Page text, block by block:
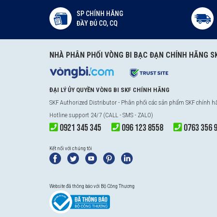
SP CHÍNH HÃNG
ĐẦY ĐỦ CO, CQ
NHÀ PHÂN PHỐI VÒNG BI BẠC ĐẠN CHÍNH HÃNG
ĐẠI LÝ ỦY QUYỀN VÒNG BI SKF CHÍNH HÃNG
SKF Authorized Distributor - Phân phối các sản phẩm SKF chính
Hotline support 24/7 (CALL - SMS - ZALO)
0921 345 345 096 123 8558 0763 356
Kết nối với chúng tôi
Website đã thông báo với Bộ Công Thương